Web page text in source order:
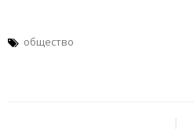
общество